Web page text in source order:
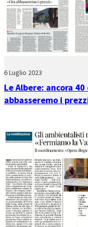
6 Luglio 2023
Le Albere: ancora
abbasseremo i